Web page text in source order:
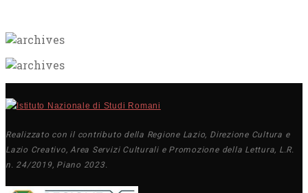
Realizzato con il contributo della Regione Lazio, Direzione Cultura e
Lazio Creativo, Area Servizi Culturali e Promozione della Lettura, L.R.
n. 24/2019, Piano 2023.